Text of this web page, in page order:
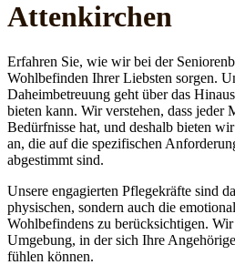
Attenkirchen
Erfahren Sie, wie wir bei der
Wohlbefinden Ihrer Liebsten sorgen.
Daheimbetreuung geht über das
bieten kann. Wir verstehen, dass jeder
Bedürfnisse hat, und deshalb bieten
an, die auf die spezifischen
abgestimmt sind.
Unsere engagierten Pflegekräfte sind
physischen, sondern auch die
Wohlbefindens zu berücksichtigen.
Umgebung, in der sich Ihre
fühlen können.